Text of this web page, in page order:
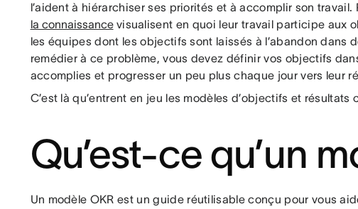
l’aident à hiérarchiser ses priorités et à accomplir son travail.
la connaissancevisualisent en quoi leur travail participe aux
les équipes dont les objectifs sont laissés à l’abandon dans
remédier à ce problème, vous devez définir vos objectifs
accomplies et progresser un peu plus chaque jour vers leur
C’est là qu’entrent en jeu les modèles d’objectifs et résultats
Qu’est-ce qu’un
Un modèle OKR est un guide réutilisable conçu pour vous